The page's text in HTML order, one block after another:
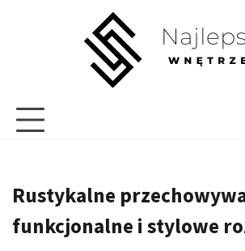
Rustykalne
funkcjonalne i stylowe